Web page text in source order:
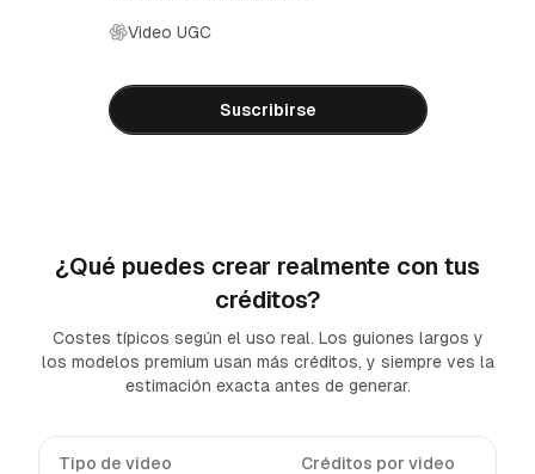
Video UGC
Suscribirse
¿Qué puedes crear realmente con tus
créditos?
Costes típicos según el uso real. Los guiones largos y
los modelos premium usan más créditos, y siempre ves la
estimación exacta antes de generar.
Tipo de video Créditos por video